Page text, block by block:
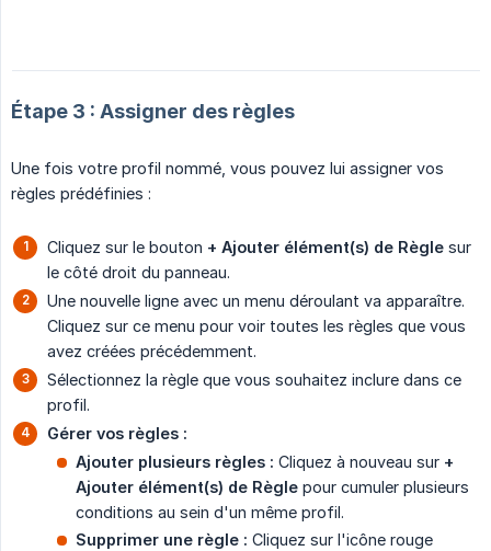
Étape 3 : Assigner des règles
Une fois votre profil nommé, vous pouvez lui assigner vos
règles prédéfinies :
Cliquez sur le bouton + Ajouter élément(s) de Règle sur
le côté droit du panneau.
Une nouvelle ligne avec un menu déroulant va apparaître.
Cliquez sur ce menu pour voir toutes les règles que vous
avez créées précédemment.
Sélectionnez la règle que vous souhaitez inclure dans ce
profil.
Gérer vos règles :
Ajouter plusieurs règles : Cliquez à nouveau sur +
Ajouter élément(s) de Règle pour cumuler plusieurs
conditions au sein d'un même profil.
Supprimer une règle : Cliquez sur l'icône rouge